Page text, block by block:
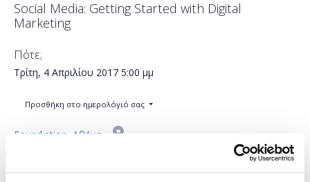
Social Media: Getting Started with Digital
Marketing
Πότε;
Τρίτη, 4 Απριλίου 2017 5:00 μμ
Προσθήκη στο ημερολόγιό σας
Found.ation, Αθήνα